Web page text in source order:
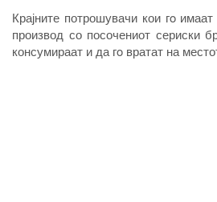
Крајните потрошувачи кои гo
производ со посочениот сериски
консумираат и да гo вратат на